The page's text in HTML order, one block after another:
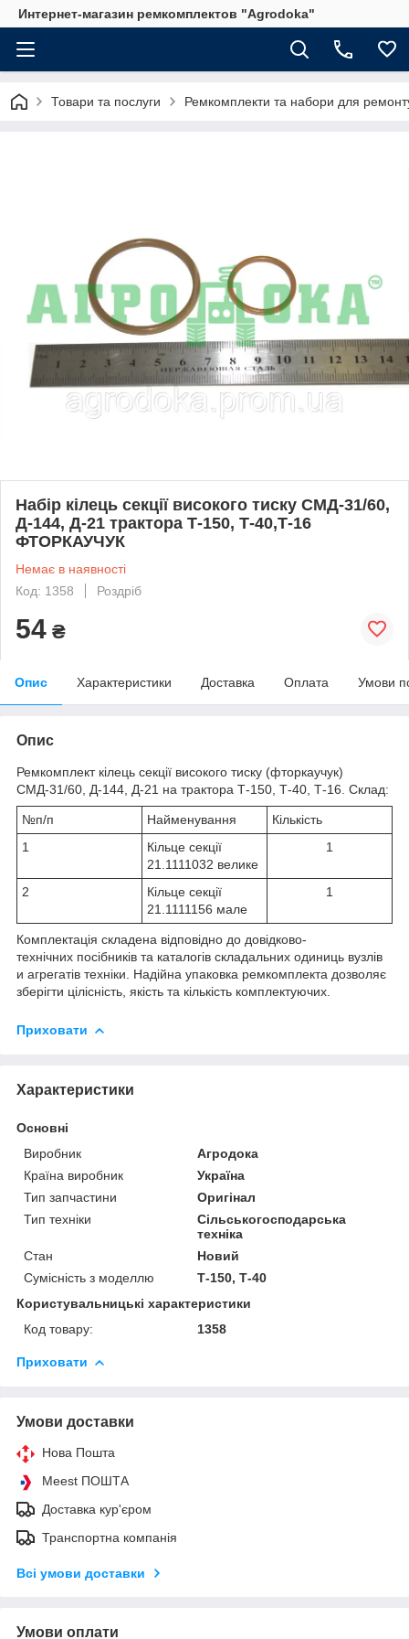
Интернет-магазин ремкомплектов "Agrodoka"
Товари та послуги Ремкомплекти та набори для
Набір кілець секції високого тиску СМД-31/60,
Д-144, Д-21 трактора Т-150, Т-40,Т-16
ФТОРКАУЧУК
Немає в наявності
Код: 1358
Роздріб
54 ₴
Опис Характеристики Доставка Оплата Умови
Опис
Ремкомплект кілець секції високого тиску (фторкаучук)
СМД-31/60, Д-144, Д-21 на трактора Т-150, Т-40, Т-16. Склад:
№п/п Найменування
Кількість
1
Кільце секції
21.1111032 велике
1
2
Кільце секції
21.1111156 мале
1
Комплектація складена відповідно до довідково-
технічних посібників та каталогів складальних одиниць вузлів
и агрегатів техніки. Надійна упаковка ремкомплекта дозволяє
зберігти цілісність, якість та кількість комплектуючих.
Приховати
Характеристики
Основні
Виробник
Агродока
Країна виробник
Україна
Тип запчастини
Оригінал
Тип техніки
Сільськогосподарська
техніка
Стан
Новий
Сумісність з моделлю
Т-150, Т-40
Користувальницькі характеристики
Код товару:
1358
Приховати
Умови доставки
Нова Пошта
Meest ПОШТА
Доставка кур'єром
Транспортна компанія
Всі умови доставки
Умови оплати